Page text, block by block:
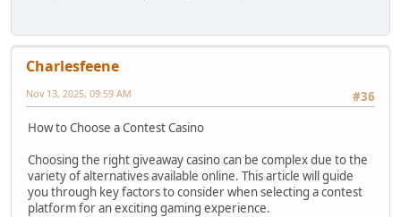
Charlesfeene
#36
Nov 13, 2025, 09:59 AM
How to Choose a Contest Casino
Choosing the right giveaway casino can be complex due to the
variety of alternatives available online. This article will guide
you through key factors to consider when selecting a contest
platform for an exciting gaming experience.